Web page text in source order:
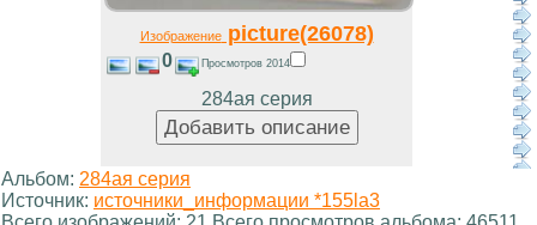
Изображениеpicture(26078)
0 Просмотров 2014
284ая серия
Альбом: 284ая серия
Источник: источники_информации *155la3